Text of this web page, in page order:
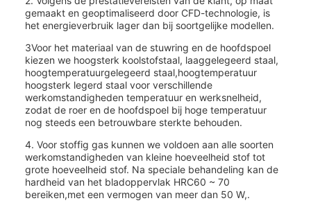
gemaakt en geoptimaliseerd door CFD-technologie, is
het energieverbruik lager dan bij soortgelijke modellen.
3Voor het materiaal van de stuwring en de hoofdspoel
kiezen we hoogsterk koolstofstaal, laaggelegeerd staal,
hoogtemperatuurgelegeerd staal,hoogtemperatuur
hoogsterk legerd staal voor verschillende
werkomstandigheden temperatuur en werksnelheid,
zodat de roer en de hoofdspoel bij hoge temperatuur
nog steeds een betrouwbare sterkte behouden.
4. Voor stoffig gas kunnen we voldoen aan alle soorten
werkomstandigheden van kleine hoeveelheid stof tot
grote hoeveelheid stof. Na speciale behandeling kan de
hardheid van het bladoppervlak HRC60 ~ 70
bereiken,met een vermogen van meer dan 50 W,.